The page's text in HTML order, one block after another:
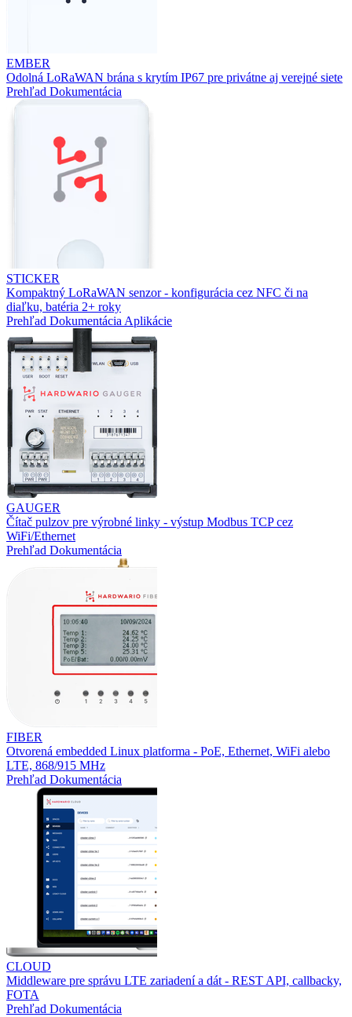
EMBER
Odolná LoRaWAN brána s krytím IP67 pre privátne aj verejné siete
Prehľad Dokumentácia
STICKER
Kompaktný LoRaWAN senzor - konfigurácia cez NFC či na
diaľku, batéria 2+ roky
Prehľad Dokumentácia Aplikácie
GAUGER
Čítač pulzov pre výrobné linky - výstup Modbus TCP cez
WiFi/Ethernet
Prehľad Dokumentácia
FIBER
Otvorená embedded Linux platforma - PoE, Ethernet, WiFi alebo
LTE, 868/915 MHz
Prehľad Dokumentácia
CLOUD
Middleware pre správu LTE zariadení a dát - REST API, callbacky,
FOTA
Prehľad Dokumentácia